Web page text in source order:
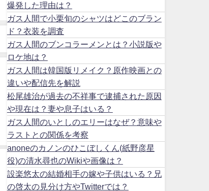
爆発した理由は？
ガス人間で小栗旬のシャツはどこのブラン
ド？衣装を調査
ガス人間のブンコラーメンとは？小説版や
ロケ地は？
ガス人間は韓国版リメイク？原作映画との
違いや配信先を解説
松尾雄治が過去の不祥事で逮捕された原因
や現在は？妻や息子はいる？
ガス人間のいとしのエリーはなぜ？意味や
ラストとの関係を考察
anoneのカノンのひこぼしくん(紙野彦星
役)の清水尋也のWikiや画像は？
設楽悠太の結婚相手の嫁や子供はいる？兄
の啓太の見分け方やTwitterでは？